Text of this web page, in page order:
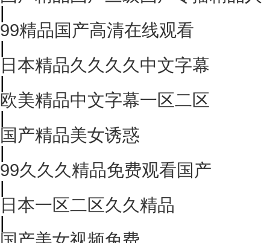
|
99精品国产高清在线观看
|
日本精品久久久久中文字幕
|
欧美精品中文字幕一区二区
|
国产精品美女诱惑
|
99久久久精品免费观看国产
|
日本一区二区久久精品
|